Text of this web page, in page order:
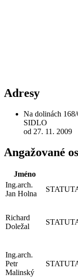
Adresy
Na dolinách
SIDLO
od 27. 11. 2009
Angažované
Jméno
Ing.arch.
Jan Holna
Richard
Doležal
Ing.arch.
Petr
Malinský